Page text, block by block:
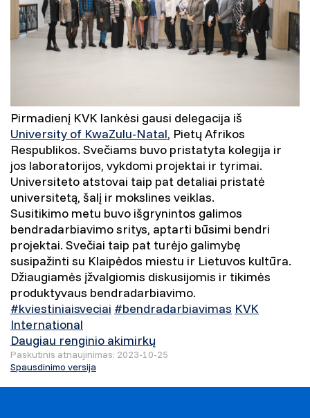
Pirmadienį KVK lankėsi gausi delegacija iš
University of KwaZulu-Natal, Pietų Afrikos
Respublikos. Svečiams buvo pristatyta kolegija ir
jos laboratorijos, vykdomi projektai ir tyrimai.
Universiteto atstovai taip pat detaliai pristatė
universitetą, šalį ir mokslines veiklas.
Susitikimo metu buvo išgrynintos galimos
bendradarbiavimo sritys, aptarti būsimi bendri
projektai. Svečiai taip pat turėjo galimybę
susipažinti su Klaipėdos miestu ir Lietuvos kultūra.
Džiaugiamės įžvalgiomis diskusijomis ir tikimės
produktyvaus bendradarbiavimo.
#kviestiniaisveciai #bendradarbiavimas KVK
International
Daugiau renginio akimirkų
Paskutinis atnaujinimas: 2023-10-25
Spausdinimo versija